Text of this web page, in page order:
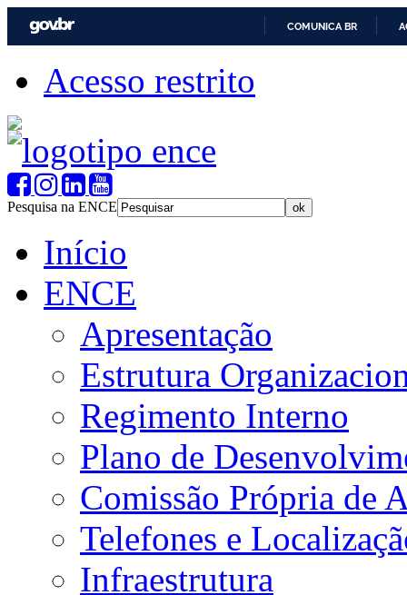
COMUNICA BR
Acesso restrito
Pesquisa na ENCE
Início
ENCE
Apresentação
Estrutura
Regimento Interno
Plano de
Comissão Própria de
Telefones e
Infraestrutura